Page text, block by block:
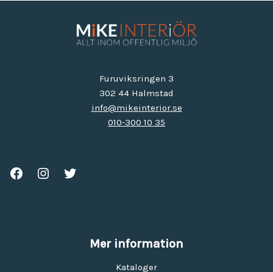
Furuviksringen 3
302 44 Halmstad
info@mikeinterior.se
010-300 10 35
Mer information
Kataloger